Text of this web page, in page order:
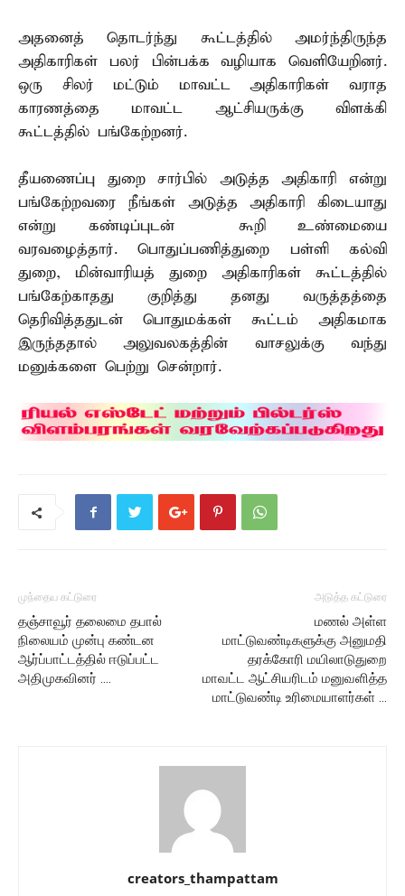
அதனைத் தொடர்ந்து கூட்டத்தில் அமர்ந்திருந்த
அதிகாரிகள் பலர் பின்பக்க வழியாக வெளியேறினர்.
ஒரு சிலர் மட்டும் மாவட்ட அதிகாரிகள் வராத
காரணத்தை மாவட்ட ஆட்சியருக்கு விளக்கி
கூட்டத்தில் பங்கேற்றனர்.
தீயணைப்பு துறை சார்பில் அடுத்த அதிகாரி என்று
பங்கேற்றவரை நீங்கள் அடுத்த அதிகாரி கிடையாது
என்று கண்டிப்புடன் கூறி உண்மையை
வரவழைத்தார். பொதுப்பணித்துறை பள்ளி கல்வி
துறை, மின்வாரியத் துறை அதிகாரிகள் கூட்டத்தில்
பங்கேற்காதது குறித்து தனது வருத்தத்தை
தெரிவித்ததுடன் பொதுமக்கள் கூட்டம் அதிகமாக
இருந்ததால் அலுவலகத்தின் வாசலுக்கு வந்து
மனுக்களை பெற்று சென்றார்.
முந்தைய கட்டுரை
தஞ்சாவூர் தலைமை தபால்
நிலையம் முன்பு கண்டன
ஆர்ப்பாட்டத்தில் ஈடுப்பட்ட
அதிமுகவினர் ….
அடுத்த கட்டுரை
மணல் அள்ள
மாட்டுவண்டிகளுக்கு அனுமதி
தரக்கோரி மயிலாடுதுறை
மாவட்ட ஆட்சியரிடம் மனுவளித்த
மாட்டுவண்டி உரிமையாளர்கள் …
creators_thampattam